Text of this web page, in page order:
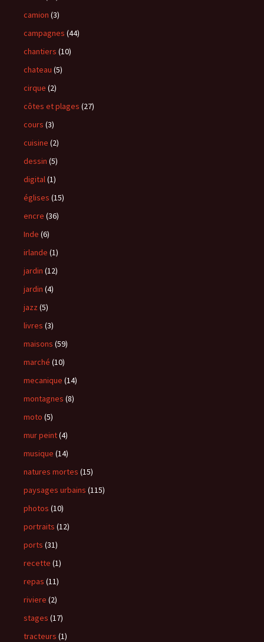
camion (3)
campagnes (44)
chantiers (10)
chateau (5)
cirque (2)
côtes et plages (27)
cours (3)
cuisine (2)
dessin (5)
digital (1)
églises (15)
encre (36)
Inde (6)
irlande (1)
jardin (12)
jardin (4)
jazz (5)
livres (3)
maisons (59)
marché (10)
mecanique (14)
montagnes (8)
moto (5)
mur peint(4)
musique (14)
natures mortes (15)
paysages urbains (115)
photos (10)
portraits (12)
ports (31)
recette (1)
repas (11)
riviere (2)
stages (17)
tracteurs (1)